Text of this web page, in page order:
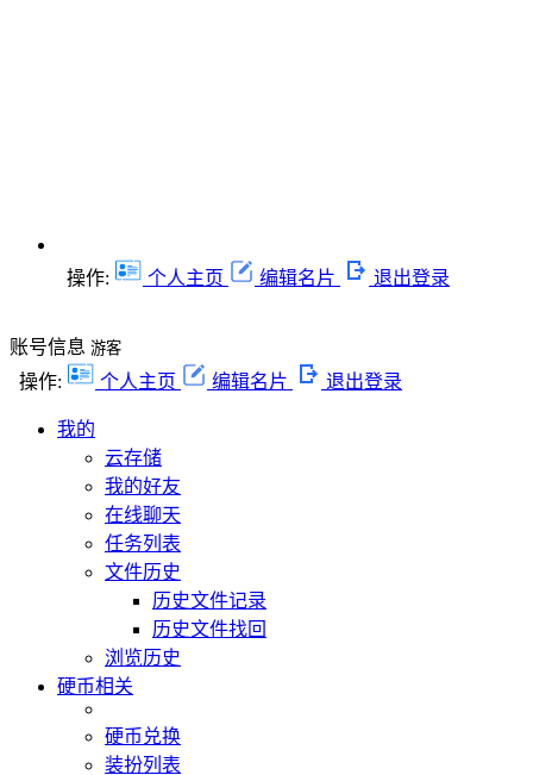
操作: 个人主页 编辑名片 退出登录
账号信息 游客
操作: 个人主页 编辑名片 退出登录
我的
云存储
我的好友
在线聊天
任务列表
文件历史
历史文件记录
历史文件找回
浏览历史
硬币相关
硬币兑换
装扮列表